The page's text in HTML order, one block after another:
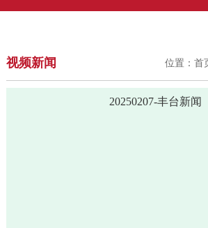
视频新闻 位置：首
20250207-丰台新闻